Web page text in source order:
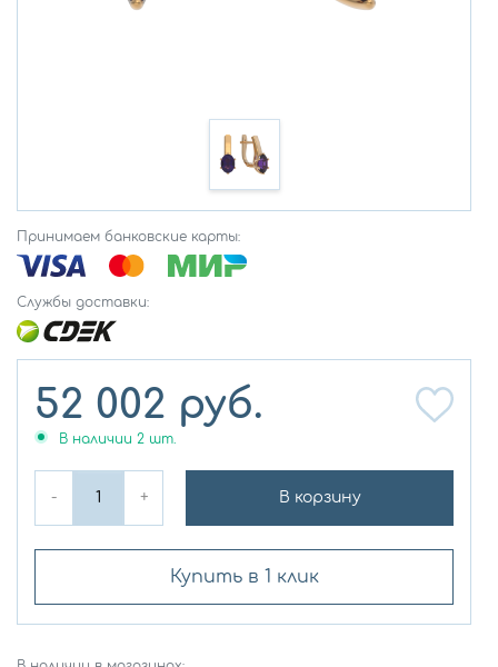
Принимаем банковские карты:
Службы доставки:
52 002 руб.
В наличии 2 шт.
- + В корзину
Купить в 1 клик